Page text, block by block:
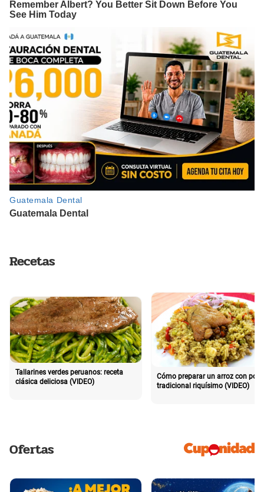
Recetas
Tallarines verdes peruanos: receta
clásica deliciosa (VIDEO)
Cómo preparar un arroz con pollo
tradicional riquísimo (VIDEO)
Ofertas